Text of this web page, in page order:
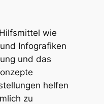
wie
Infografiken
und das
helfen
zu